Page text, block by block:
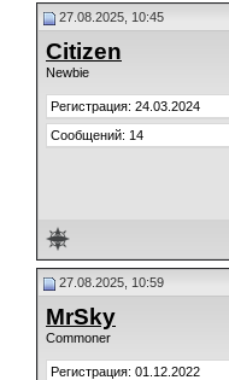
27.08.2025, 10:45
Citizen
Newbie
Регистрация: 24.03.2024
Сообщений: 14
27.08.2025, 10:59
MrSky
Commoner
Регистрация: 01.12.2022